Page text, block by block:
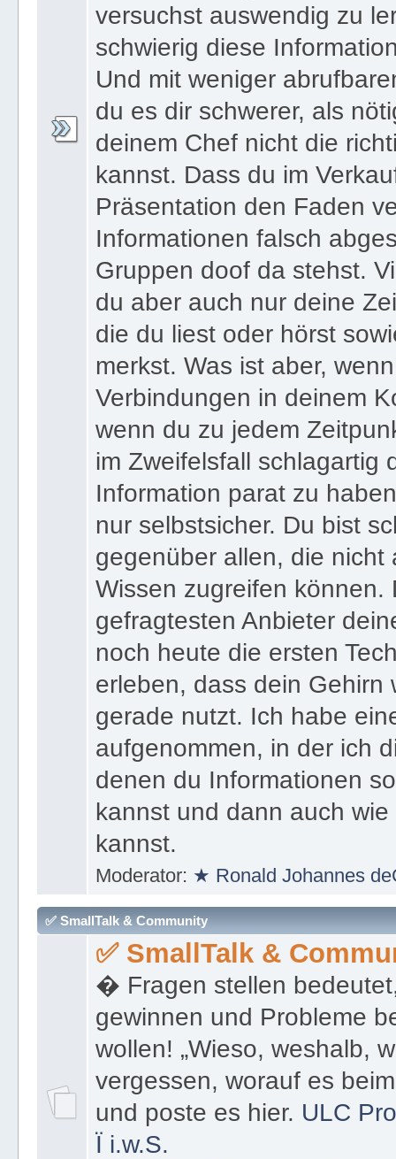
versuchst auswendig zu
schwierig diese
Und mit weniger
du es dir schwerer, als
deinem Chef nicht die
kannst. Dass du im
Präsentation den Faden
Informationen falsch
Gruppen doof da stehst.
du aber auch nur deine
die du liest oder hörst
merkst. Was ist aber,
Verbindungen in deinem
wenn du zu jedem
im Zweifelsfall schlagartig
Information parat zu
nur selbstsicher. Du bist
gegenüber allen, die nicht
Wissen zugreifen können.
gefragtesten Anbieter
noch heute die ersten
erleben, dass dein Gehirn
gerade nutzt. Ich habe
aufgenommen, in der ich
denen du Informationen
kannst und dann auch
kannst.
Moderator: ★ Ronald Johannes
✅ SmallTalk & Community
✅ SmallTalk &
� Fragen stellen
gewinnen und Probleme
wollen! „Wieso, weshalb,
vergessen, worauf es
und poste es hier. ULC
Ï i.w.S.